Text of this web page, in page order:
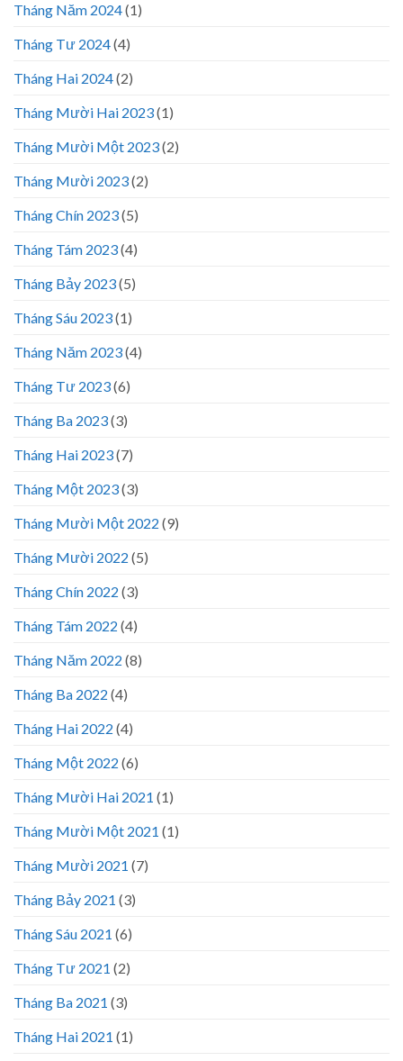
Tháng Năm 2024(1)
Tháng Tư 2024(4)
Tháng Hai 2024(2)
Tháng Mười Hai 2023(1)
Tháng Mười Một 2023(2)
Tháng Mười 2023(2)
Tháng Chín 2023(5)
Tháng Tám 2023(4)
Tháng Bảy 2023(5)
Tháng Sáu 2023(1)
Tháng Năm 2023(4)
Tháng Tư 2023(6)
Tháng Ba 2023(3)
Tháng Hai 2023(7)
Tháng Một 2023(3)
Tháng Mười Một 2022 (9)
Tháng Mười 2022 (5)
Tháng Chín 2022 (3)
Tháng Tám 2022 (4)
Tháng Năm 2022 (8)
Tháng Ba 2022 (4)
Tháng Hai 2022 (4)
Tháng Một 2022 (6)
Tháng Mười Hai 2021 (1)
Tháng Mười Một 2021 (1)
Tháng Mười 2021 (7)
Tháng Bảy 2021 (3)
Tháng Sáu 2021 (6)
Tháng Tư 2021 (2)
Tháng Ba 2021 (3)
Tháng Hai 2021 (1)